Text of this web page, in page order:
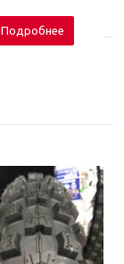
Подробнее